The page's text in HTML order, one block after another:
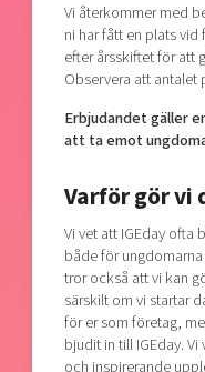
Vi återkommer med
ni har fått en plats vid
efter årsskiftet för att
Observera att antalet
Erbjudandet gäller
att ta emot
Varför gör vi
Vi vet att IGEday ofta
både för
tror också att vi kan
särskilt om vi startar
för er som företag,
bjudit in till IGEday.
och inspirerande